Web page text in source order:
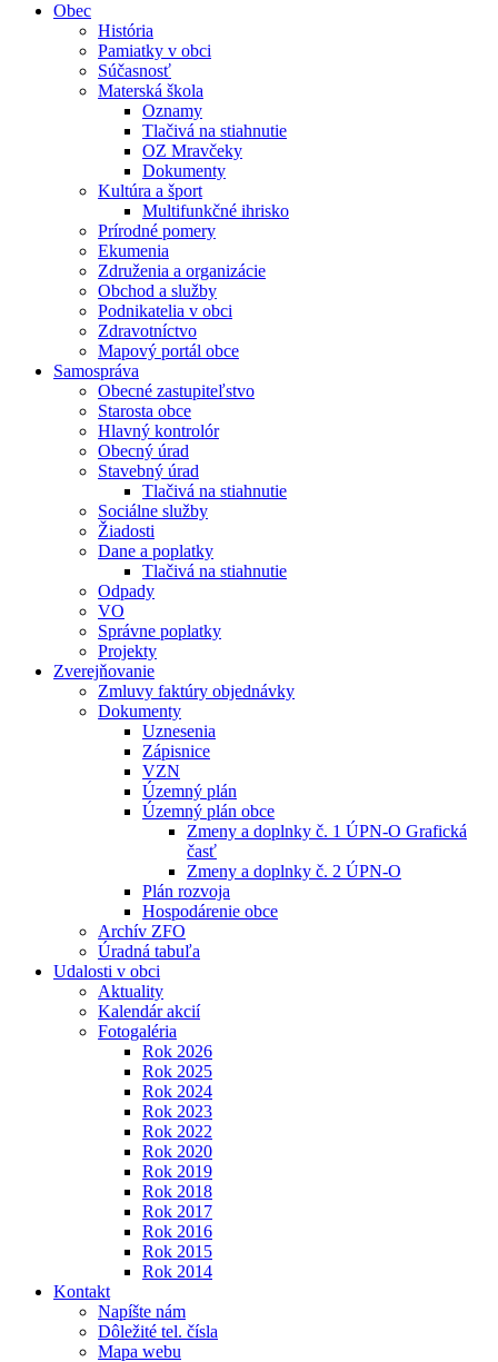
Obec
História
Pamiatky v obci
Súčasnosť
Materská škola
Oznamy
Tlačivá na stiahnutie
OZ Mravčeky
Dokumenty
Kultúra a šport
Multifunkčné ihrisko
Prírodné pomery
Ekumenia
Združenia a organizácie
Obchod a služby
Podnikatelia v obci
Zdravotníctvo
Mapový portál obce
Samospráva
Obecné zastupiteľstvo
Starosta obce
Hlavný kontrolór
Obecný úrad
Stavebný úrad
Tlačivá na stiahnutie
Sociálne služby
Žiadosti
Dane a poplatky
Tlačivá na stiahnutie
Odpady
VO
Správne poplatky
Projekty
Zverejňovanie
Zmluvy faktúry objednávky
Dokumenty
Uznesenia
Zápisnice
VZN
Územný plán
Územný plán obce
Zmeny a doplnky č. 1 ÚPN-O Grafická
časť
Zmeny a doplnky č. 2 ÚPN-O
Plán rozvoja
Hospodárenie obce
Archív ZFO
Úradná tabuľa
Udalosti v obci
Aktuality
Kalendár akcií
Fotogaléria
Rok 2026
Rok 2025
Rok 2024
Rok 2023
Rok 2022
Rok 2020
Rok 2019
Rok 2018
Rok 2017
Rok 2016
Rok 2015
Rok 2014
Kontakt
Napíšte nám
Dôležité tel. čísla
Mapa webu